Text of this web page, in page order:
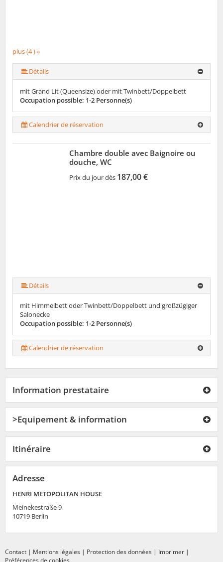
plus (4 ) »
Détails
mit Grand Lit (Queensize) oder mit Twinbett/Doppelbett
Occupation possible: 1-2 Personne(s)
Calendrier de réservation
Chambre double avec Baignoire ou
douche, WC
Prix du jour dès 187,00 €
Détails
mit Himmelbett oder Twinbett/Doppelbett und großzügiger
Salonecke
Occupation possible: 1-2 Personne(s)
Calendrier de réservation
Information prestataire
>Equipement & information
Itinéraire
Adresse
HENRI METOPOLITAN HOUSE
Meinekestraße 9
10719 Berlin
Contact | Mentions légales | Protection des données | Imprimer |
Préférences de cookies